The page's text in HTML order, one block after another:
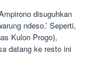
disuguhkan
ndeso.’ Seperti,
Kulon Progo),
datang ke resto ini